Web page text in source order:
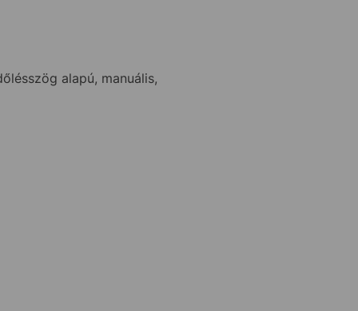
alapú, manuális,